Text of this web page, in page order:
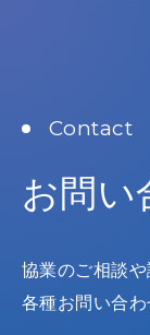
Contact
お問い
協業のご相談
各種お問い合